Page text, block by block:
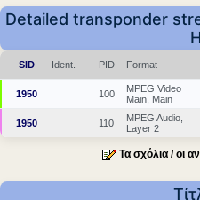
Detailed transponder
SID Ident. PID Format
1950 100
MPEG Video
Main, Main
1950 110
MPEG Audio,
Layer 2
Τα σχόλια / οι